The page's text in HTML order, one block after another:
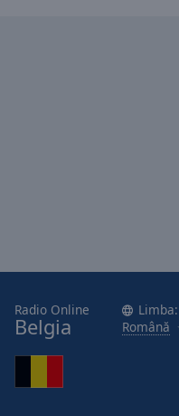
Font
Family
Radio Online
Belgia
Limba:
Română